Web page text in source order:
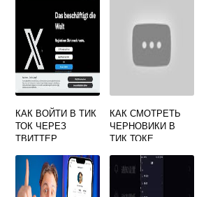
КАК ВОЙТИ В ТИК
ТОК ЧЕРЕЗ
ТВИТТЕР
КАК СМОТРЕТЬ
ЧЕРНОВИКИ В
ТИК ТОКЕ
ЧЕЛОВЕКА